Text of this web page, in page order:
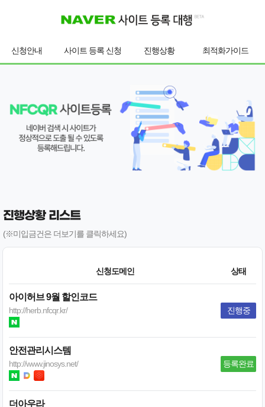
신청안내 사이트 등록 신청 진행상황 최적화가이드
진행상황 리스트
(※미입금건은 더보기를 클릭하세요)
신청도메인 상태
아이허브 9월 할인코드
http://herb.nfcqr.kr/ 진행중
안전관리시스템
http://www.jinosys.net/ 등록완료
더아우라